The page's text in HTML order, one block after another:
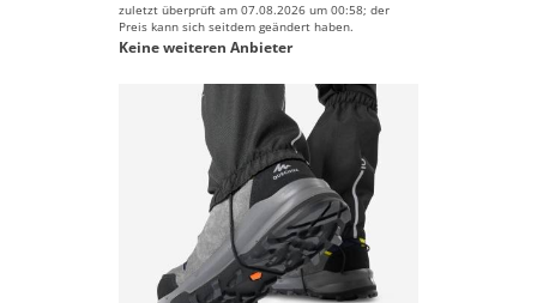
zuletzt überprüft am 07.08.2026 um 00:58; der
Preis kann sich seitdem geändert haben.
Keine weiteren Anbieter